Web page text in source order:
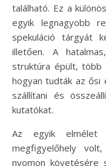
található. Ez a
egyik legnagyobb
spekuláció tárgyát
illetően. A
struktúra épült, több
hogyan tudták az ősi
szállítani és
kutatókat.
Az egyik elmélet
megfigyelőhely
nyomon követésére